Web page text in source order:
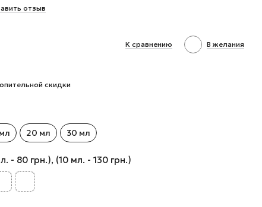
отзыв
К сравнению В желания
скидки
20 мл 30 мл
- 80 грн.), (10 мл. - 130 грн.)